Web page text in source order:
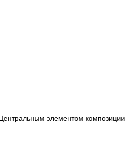
элементом композиции